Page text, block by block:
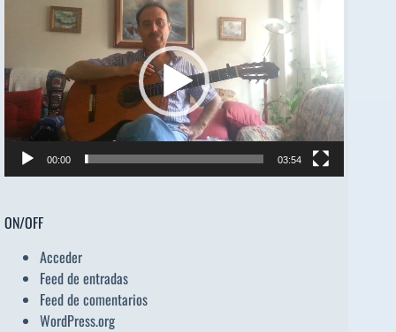
00:00 03:54
ON/OFF
Acceder
Feed de entradas
Feed de comentarios
WordPress.org